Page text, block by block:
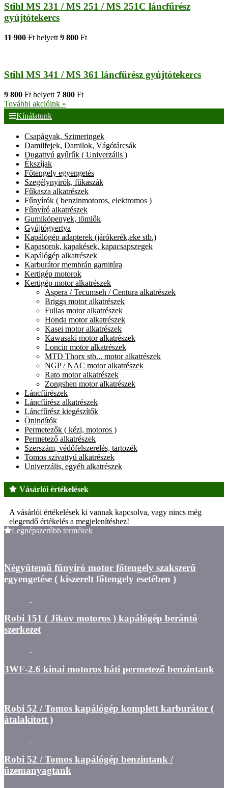
Stihl MS 231 / MS 251 / MS 251C láncfűrész
gyújtótekercs
11 900 Ft helyett 9 800 Ft
Stihl MS 341 / MS 361 láncfűrész gyújtótekercs
9 800 Ft helyett 7 800 Ft
További akcióink »
Kínálatunk
Csapágyak, Szimeringek
Damilfejek, Damilok, Vágótárcsák
Dugattyú gyűrűk ( Univerzális )
Ékszíjak
Főtengely egyengetés
Szegélynyirók, fűkaszák
Fűkasza alkatrészek
Fűnyírók ( benzinmotoros, elektromos )
Fűnyíró alkatrészek
Gumiköpenyek, tömlők
Gyújtógyertya
Kapálógép adapterek (járókerék,eke stb.)
Kapasorok, kapakések, kapacsapszegek
Kapálógép alkatrészek
Karburátor membrán garnitúra
Kertigép motorok
Kertigép motor alkatrészek
Aspera / Tecumseh / Centura alkatrészek
Briggs motor alkatrészek
Fullas motor alkatrészek
Honda motor alkatrészek
Kasei motor alkatrészek
Kawasaki motor alkatrészek
Loncin motor alkatrészek
MTD Thorx stb... motor alkatrészek
NGP / NAC motor alkatrészek
Rato motor alkatrészek
Zongshen motor alkatrészek
Láncfűrészek
Láncfűrész alkatrészek
Láncfűrész kiegészítők
Önindítók
Permetezők ( kézi, motoros )
Permetező alkatrészek
Szerszám, védőfelszerelés, tartozék
Tomos szivattyú alkatrészek
Univerzális, egyéb alkatrészek
Vásárlói értékelések
A vásárlói értékelések ki vannak kapcsolva, vagy nincs még
elegendő értékelés a megjelenítéshez!
Legnépszerűbb termékek
Négyütemű fűnyíró motor főtengely szakszerű
egyengetése ( kiszerelt főtengely esetében )
Robi 151 ( Jikov motoros ) kapálógép berántó
szerkezet
3WF-2.6 kinai motoros háti permetező benzintank
Robi 52 / Tomos kapálógép komplett karburátor (
átalakított )
Robi 52 / Tomos kapálógép benzintank /
üzemanyagtank